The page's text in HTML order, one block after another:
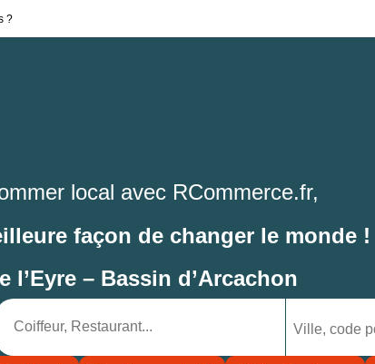
?
local avec RCommerce.fr,
façon de changer le monde !
l’Eyre – Bassin d’Arcachon